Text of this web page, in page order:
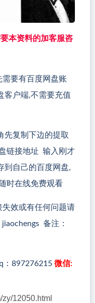
本资料的加客服咨
要有百度网盘账
客户端,不需要充值
先复制下边的提取
链接地址 输入刚才
到自己的百度网盘,
时在线免费观看
效或有任何问题请
jiaochengs 备注：
：897276215 微信:
12050.html